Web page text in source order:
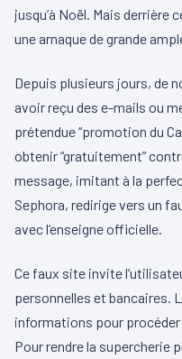
jusqu’à Noël. Mais
une arnaque de grande
Depuis plusieurs jours, de
avoir reçu des e-mails ou
prétendue “promotion du
obtenir “gratuitement”
message, imitant à la
Sephora, redirige vers un
avec l’enseigne officielle.
Ce faux site invite
personnelles et bancaires.
informations pour
Pour rendre la supercherie